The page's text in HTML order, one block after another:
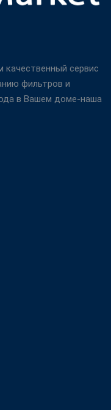
сервис
фильтров и
в Вашем доме-наша